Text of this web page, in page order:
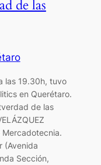
de las
las 19.30h, tuvo
en Querétaro.
de las
Mercadotecnia.
(Avenida
Sección,